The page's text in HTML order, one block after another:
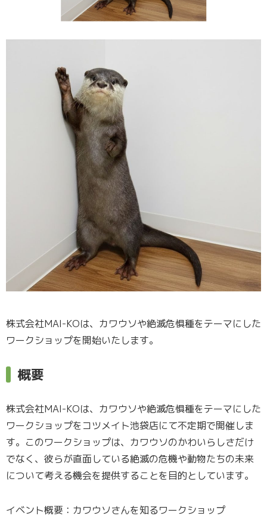
株式会社MAI-KOは、カワウソや絶滅危惧種をテーマにした
ワークショップを開始いたします。
概要
株式会社MAI-KOは、カワウソや絶滅危惧種をテーマにした
ワークショップをコツメイト池袋店にて不定期で開催しま
す。このワークショップは、カワウソのかわいらしさだけ
でなく、彼らが直面している絶滅の危機や動物たちの未来
について考える機会を提供することを目的としています。
イベント概要：カワウソさんを知るワークショップ